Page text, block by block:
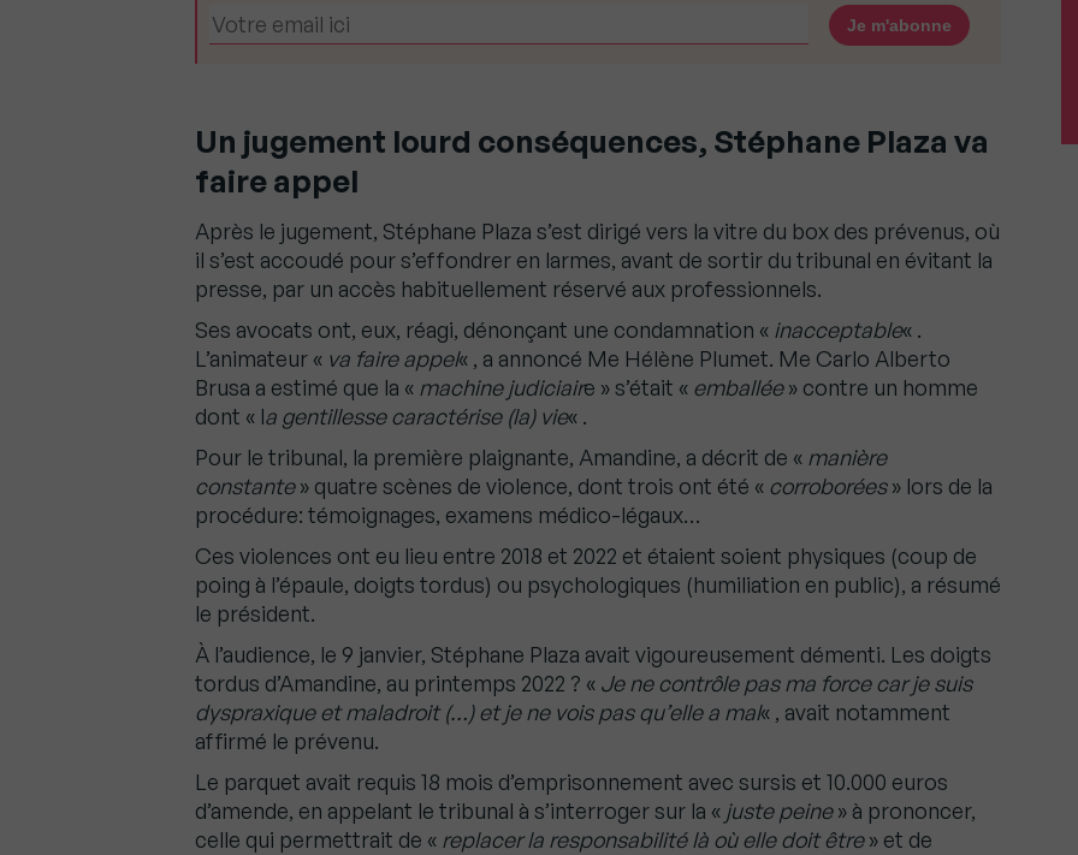
Un jugement lourd conséquences, Stéphane Plaza va
faire appel
Après le jugement, Stéphane Plaza s’est dirigé vers la vitre du box des prévenus, où
il s’est accoudé pour s’effondrer en larmes, avant de sortir du tribunal en évitant la
presse, par un accès habituellement réservé aux professionnels.
Ses avocats ont, eux, réagi, dénonçant une condamnation « inacceptable« .
L’animateur « va faire appel« , a annoncé Me Hélène Plumet. Me Carlo Alberto
Brusa a estimé que la « machine judiciaire » s’était « emballée» contre un homme
dont « la gentillesse caractérise (la) vie« .
Pour le tribunal, la première plaignante, Amandine, a décrit de « manière
constante» quatre scènes de violence, dont trois ont été « corroborées» lors de la
procédure: témoignages, examens médico-légaux…
Ces violences ont eu lieu entre 2018 et 2022 et étaient soient physiques (coup de
poing à l’épaule, doigts tordus) ou psychologiques (humiliation en public), a résumé
le président.
À l’audience, le 9 janvier, Stéphane Plaza avait vigoureusement démenti. Les doigts
tordus d’Amandine, au printemps 2022 ? « Je ne contrôle pas ma force car je suis
dyspraxique et maladroit (…) et je ne vois pas qu’elle a mal« , avait notamment
affirmé le prévenu.
Le parquet avait requis 18 mois d’emprisonnement avec sursis et 10.000 euros
d’amende, en appelant le tribunal à s’interroger sur la « juste peine» à prononcer,
celle qui permettrait de « replacer la responsabilité là où elle doit être» et de